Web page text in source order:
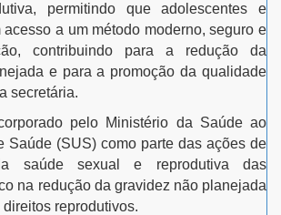
permitindo que adolescentes e
acesso a um método moderno, seguro e
contribuindo para a redução da
e para a promoção da qualidade
secretária.
pelo Ministério da Saúde ao
Saúde (SUS) como parte das ações de
saúde sexual e reprodutiva das
na redução da gravidez não planejada
reprodutivos.